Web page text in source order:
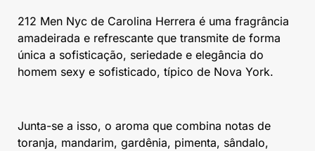
212 Men Nyc de Carolina Herrera é uma fragrância
amadeirada e refrescante que transmite de forma
única a sofisticação, seriedade e elegância do
homem sexy e sofisticado, típico de Nova York.
Junta-se a isso, o aroma que combina notas de
toranja, mandarim, gardênia, pimenta, sândalo,